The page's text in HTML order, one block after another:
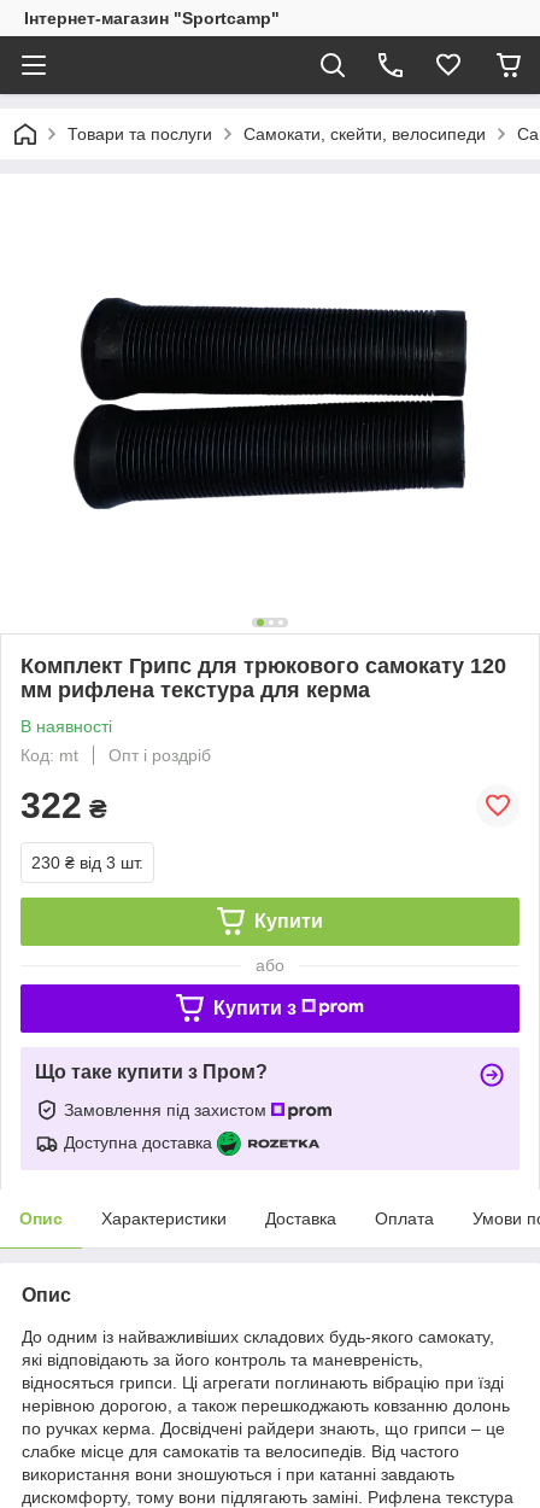
Інтернет-магазин "Sportcamp"
Товари та послуги Самокати, скейти, велосипеди
Комплект Грипс для трюкового самокату 120
мм рифлена текстура для керма
В наявності
Код: mt
Опт і роздріб
322 ₴
230 ₴ від 3 шт.
Купити
або
Купити з
Що таке купити з Пром?
Замовлення під захистом
Доступна доставка
Опис Характеристики Доставка Оплата Умови
Опис
До одним із найважливіших складових будь-якого самокату,
які відповідають за його контроль та маневреність,
відносяться грипси. Ці агрегати поглинають вібрацію при їзді
нерівною дорогою, а також перешкоджають ковзанню долонь
по ручках керма. Досвідчені райдери знають, що грипси – це
слабке місце для самокатів та велосипедів. Від частого
використання вони зношуються і при катанні завдають
дискомфорту, тому вони підлягають заміні. Рифлена текстура